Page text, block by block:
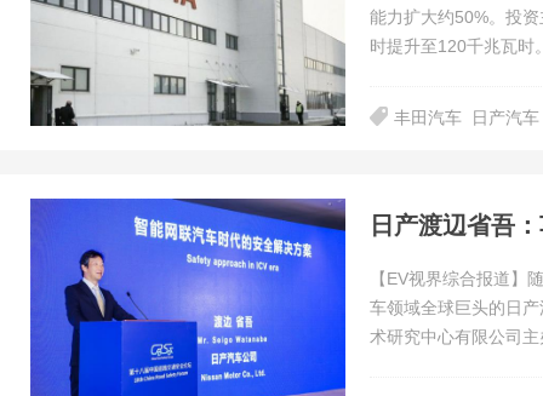
能力扩大约50%。投
时提升至120千兆瓦时
丰田汽车 日产汽车
日产渡辺省吾
【EV视界综合报道】
车领域全球巨头的日
术研究中心有限公司